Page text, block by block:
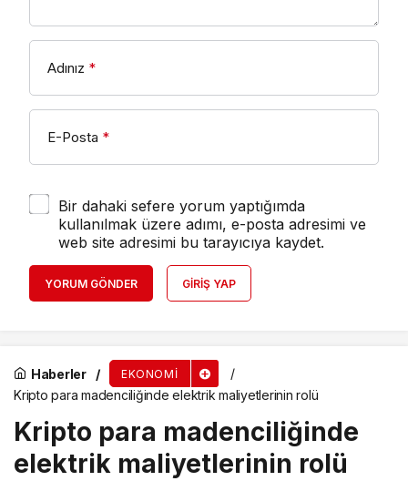
Adınız *
E-Posta *
Bir dahaki sefere yorum yaptığımda
kullanılmak üzere adımı, e-posta adresimi ve
web site adresimi bu tarayıcıya kaydet.
YORUM GÖNDER GIRIŞ YAP
Haberler EKONOMI
Kripto para madenciliğinde elektrik maliyetlerinin rolü
Kripto para madenciliğinde
elektrik maliyetlerinin rolü